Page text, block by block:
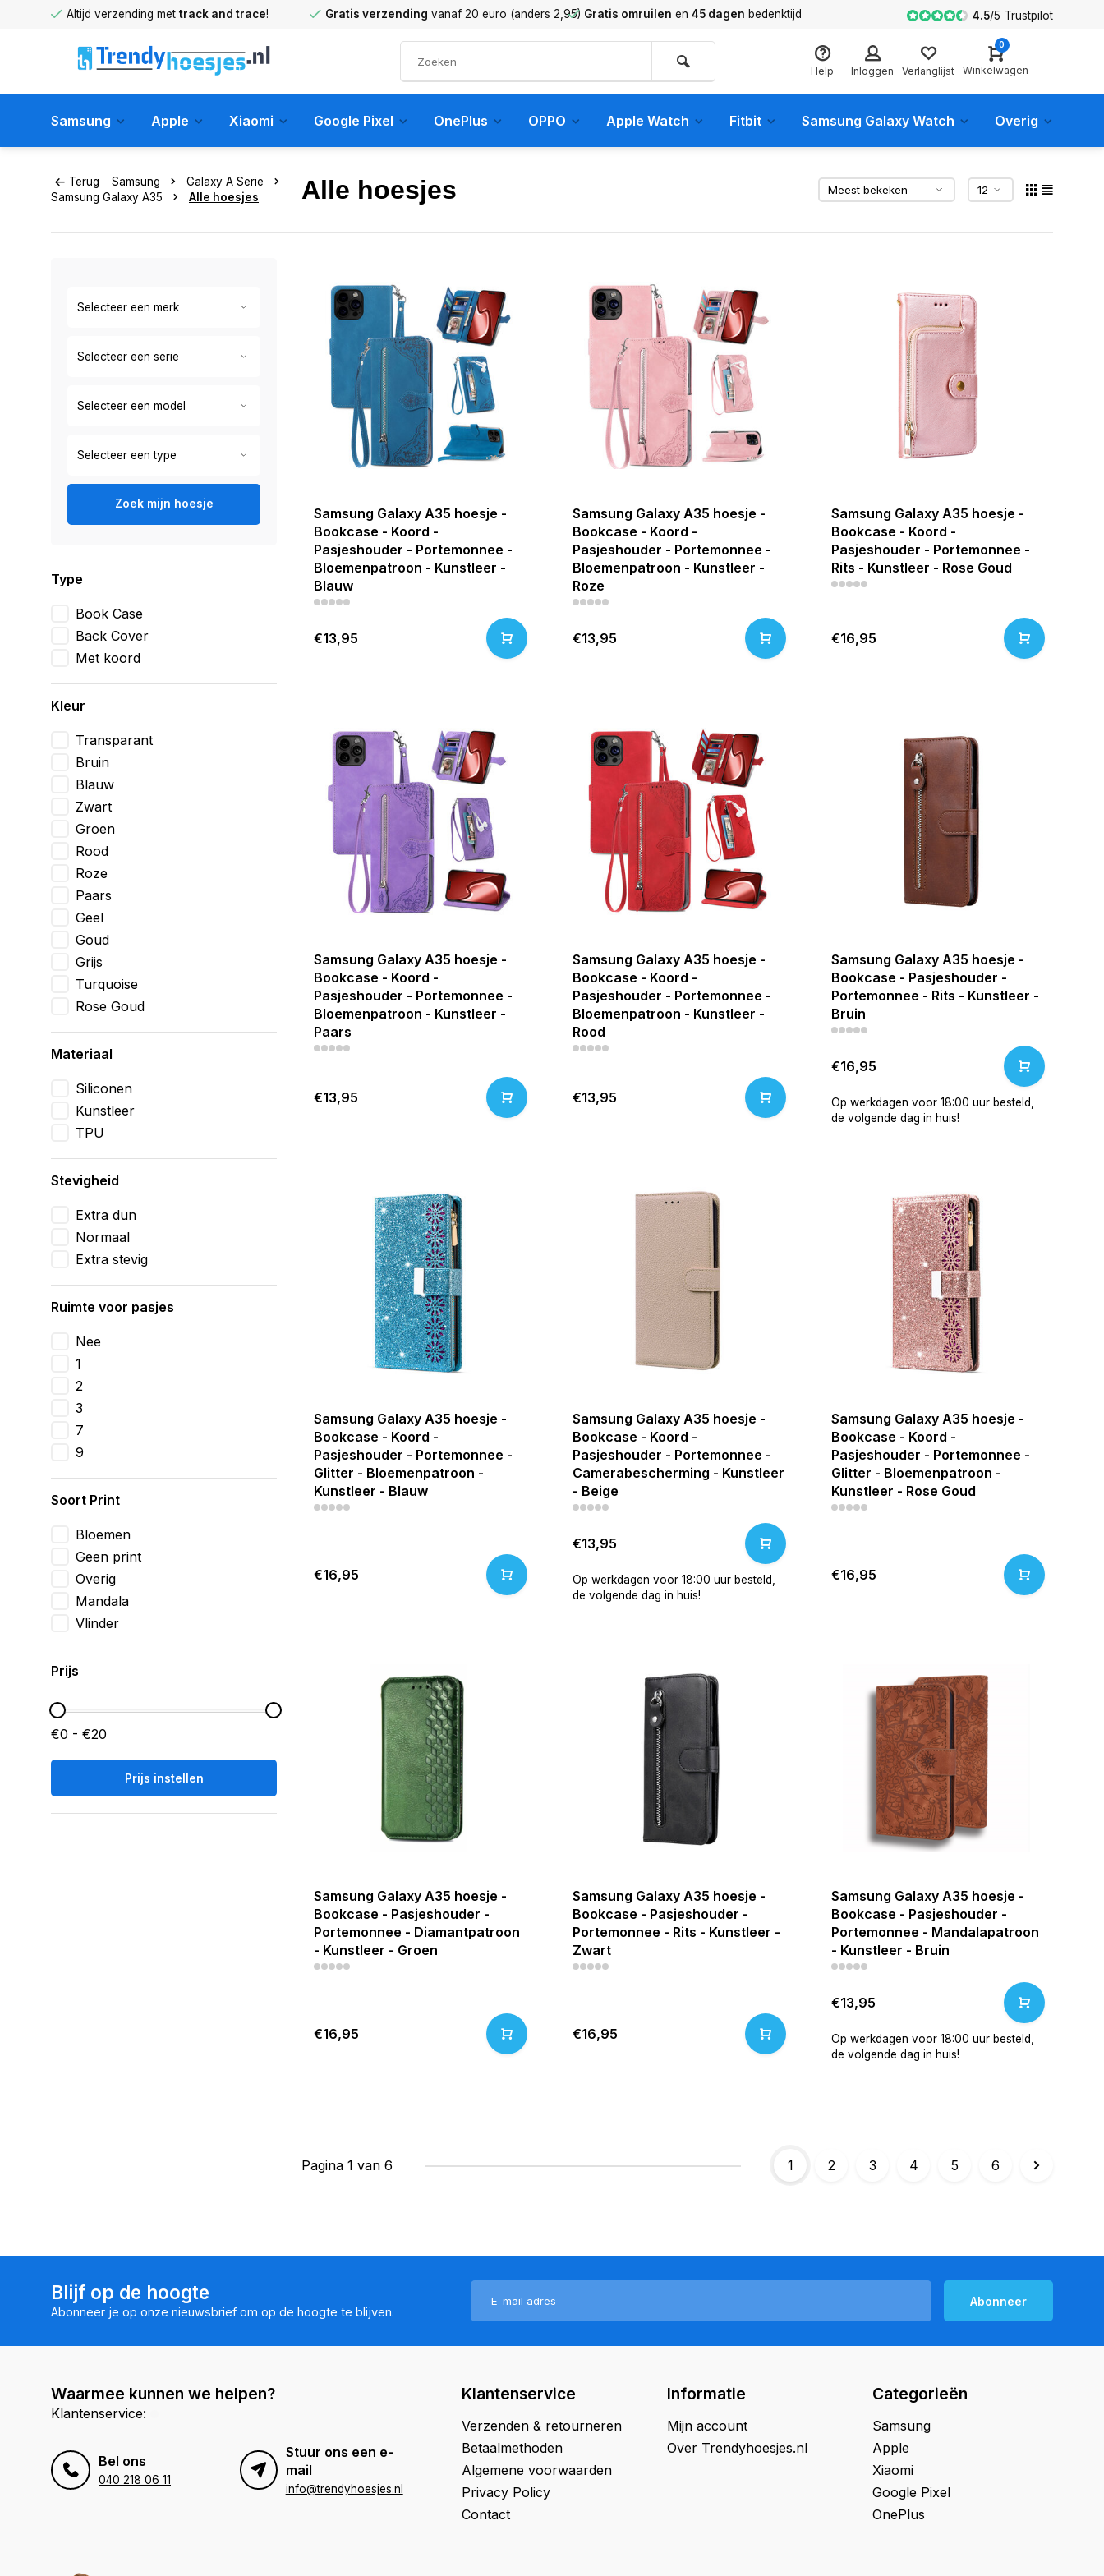
Altijd verzending met track and trace! Gratis verzending vanaf 20 euro (anders 2,95) Gratis omruilen en 45 dagen bedenktijd 4.5/5 Trustpilot
Help Inloggen Verlanglijst
0
Winkelwagen
Samsung Apple Xiaomi Google Pixel OnePlus OPPO Apple Watch Fitbit Samsung Galaxy Watch Overig
Terug Samsung
Galaxy A Serie
Samsung Galaxy A35
Alle hoesjes Alle hoesjes
Zoek mijn hoesje
Type
Book Case
Back Cover
Met koord
Kleur
Transparant
Bruin
Blauw
Zwart
Groen
Rood
Roze
Paars
Geel
Goud
Grijs
Turquoise
Rose Goud
Materiaal
Siliconen
Kunstleer
TPU
Stevigheid
Extra dun
Normaal
Extra stevig
Ruimte voor pasjes
Nee
1
2
3
7
9
Soort Print
Bloemen
Geen print
Overig
Mandala
Vlinder
Prijs
€0 - €20
Prijs instellen
Samsung Galaxy A35 hoesje -
Bookcase - Koord -
Pasjeshouder - Portemonnee -
Bloemenpatroon - Kunstleer -
Blauw
€13,95
Samsung Galaxy A35 hoesje -
Bookcase - Koord -
Pasjeshouder - Portemonnee -
Bloemenpatroon - Kunstleer -
Roze
€13,95
Samsung Galaxy A35 hoesje -
Bookcase - Koord -
Pasjeshouder - Portemonnee -
Rits - Kunstleer - Rose Goud
€16,95
Samsung Galaxy A35 hoesje -
Bookcase - Koord -
Pasjeshouder - Portemonnee -
Bloemenpatroon - Kunstleer -
Paars
€13,95
Samsung Galaxy A35 hoesje -
Bookcase - Koord -
Pasjeshouder - Portemonnee -
Bloemenpatroon - Kunstleer -
Rood
€13,95
Samsung Galaxy A35 hoesje -
Bookcase - Pasjeshouder -
Portemonnee - Rits - Kunstleer -
Bruin
€16,95
Op werkdagen voor 18:00 uur besteld,
de volgende dag in huis!
Samsung Galaxy A35 hoesje -
Bookcase - Koord -
Pasjeshouder - Portemonnee -
Glitter - Bloemenpatroon -
Kunstleer - Blauw
€16,95
Samsung Galaxy A35 hoesje -
Bookcase - Koord -
Pasjeshouder - Portemonnee -
Camerabescherming - Kunstleer
- Beige
€13,95
Op werkdagen voor 18:00 uur besteld,
de volgende dag in huis!
Samsung Galaxy A35 hoesje -
Bookcase - Koord -
Pasjeshouder - Portemonnee -
Glitter - Bloemenpatroon -
Kunstleer - Rose Goud
€16,95
Samsung Galaxy A35 hoesje -
Bookcase - Pasjeshouder -
Portemonnee - Diamantpatroon
- Kunstleer - Groen
€16,95
Samsung Galaxy A35 hoesje -
Bookcase - Pasjeshouder -
Portemonnee - Rits - Kunstleer -
Zwart
€16,95
Samsung Galaxy A35 hoesje -
Bookcase - Pasjeshouder -
Portemonnee - Mandalapatroon
- Kunstleer - Bruin
€13,95
Op werkdagen voor 18:00 uur besteld,
de volgende dag in huis!
Pagina 1 van 6 1 2 3 4 5 6
Blijf op de hoogte
Abonneer je op onze nieuwsbrief om op de hoogte te blijven.
Abonneer
Waarmee kunnen we helpen?
Klantenservice:
Bel ons
040 218 06 11
Stuur ons een e-
mail
info@trendyhoesjes.nl
Klantenservice
Verzenden & retourneren
Betaalmethoden
Algemene voorwaarden
Privacy Policy
Contact
Informatie
Mijn account
Over Trendyhoesjes.nl
Categorieën
Samsung
Apple
Xiaomi
Google Pixel
OnePlus